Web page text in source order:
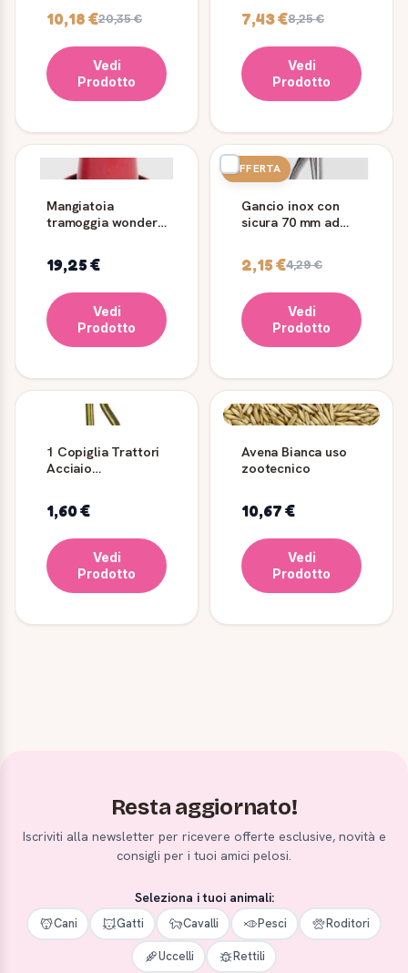
10,18 €20,35 €
Vedi
Prodotto
7,43 €8,25 €
Vedi
Prodotto
Mangiatoia
tramoggia wonder
19,25 €
Vedi
Prodotto
OFFERTA
Gancio inox con
sicura 70 mm ad
2,15 €4,29 €
Vedi
Prodotto
1 Copiglia Trattori
Acciaio
8 mm - Lung 150
mm
1,60 €
Vedi
Prodotto
Avena Bianca uso
zootecnico
10,67 €
Vedi
Prodotto
Resta aggiornato!
Iscriviti alla newsletter per ricevere offerte esclusive, novità e
consigli per i tuoi amici pelosi.
Seleziona i tuoi animali:
Cani Gatti Cavalli Pesci Roditori
Uccelli Rettili